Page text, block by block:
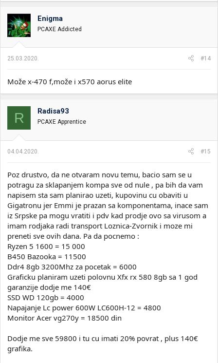
Enigma
PCAXE Addicted
25.03.2020. #14
Može x-470 f,može i x570 aorus elite
R Radisa93
PCAXE Apprentice
04.04.2020. #15
Poz drustvo, da ne otvaram novu temu, bacio sam se u
potragu za sklapanjem kompa sve od nule , pa bih da vam
napisem sta sam planirao uzeti, kupovinu cu obaviti u
Gigatronu jer Emmi je prazan sa komponentama, inace sam
iz Srpske pa mogu vratiti i pdv kad prodje ovo sa virusom a
imam rodjaka radi transport Loznica-Zvornik i moze mi
preneti sve ovih dana. Pa da pocnemo :
Ryzen 5 1600 = 15 000
B450 Bazooka = 11500
Ddr4 8gb 3200Mhz za pocetak = 6000
Graficku planiram uzeti polovnu Xfx rx 580 8gb sa 1 god
garanzije dodje me 140€
SSD WD 120gb = 4000
Napajanje Lc power 600W LC600H-12 = 4800
Monitor Acer vg270y = 18500 din
Dodje me sve 59800 i tu cu imati 20% povrat , plus 140€
grafika.